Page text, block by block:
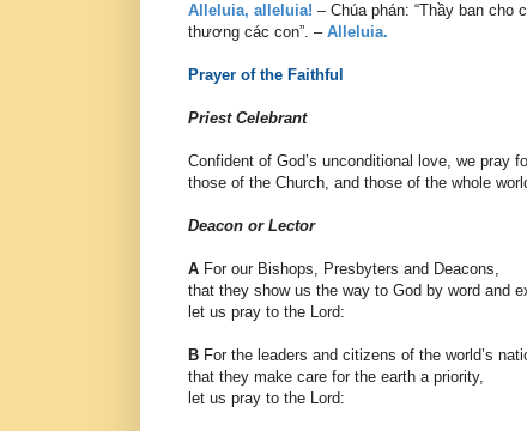
Alleluia, alleluia! – Chúa phán: “Thầy ban
thương các con”. – Alleluia.
Prayer of the Faithful
Priest Celebrant
Confident of God’s unconditional love, we pray
those of the Church, and those of the whole
Deacon or Lector
A For our Bishops, Presbyters and Deacons,
that they show us the way to God by word and
let us pray to the Lord:
B For the leaders and citizens of the world’s
that they make care for the earth a priority,
let us pray to the Lord: